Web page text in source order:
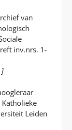
van
inv.nrs. 1-
]
Leiden